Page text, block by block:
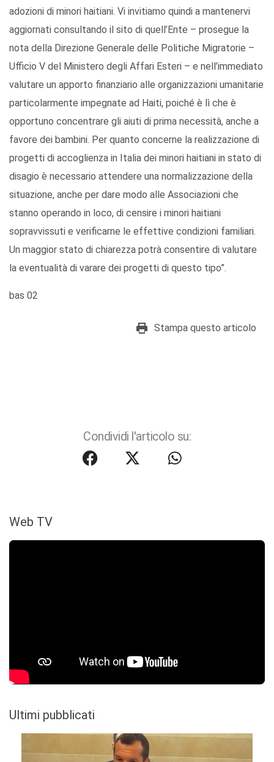
adozioni di minori haitiani. Vi invitiamo quindi a mantenervi
aggiornati consultando il sito di quell’Ente – prosegue la
nota della Direzione Generale delle Politiche Migratorie –
Ufficio V del Ministero degli Affari Esteri – e nell’immediato
valutare un apporto finanziario alle organizzazioni umanitarie
particolarmente impegnate ad Haiti, poiché è lì che è
opportuno concentrare gli aiuti di prima necessità, anche a
favore dei bambini. Per quanto concerne la realizzazione di
progetti di accoglienza in Italia dei minori haitiani in stato di
disagio è necessario attendere una normalizzazione della
situazione, anche per dare modo alle Associazioni che
stanno operando in loco, di censire i minori haitiani
sopravvissuti e verificarne le effettive condizioni familiari.
Un maggior stato di chiarezza potrà consentire di valutare
la eventualità di varare dei progetti di questo tipo”.
bas 02
Stampa questo articolo
Condividi l'articolo su:
Web TV
Ultimi pubblicati